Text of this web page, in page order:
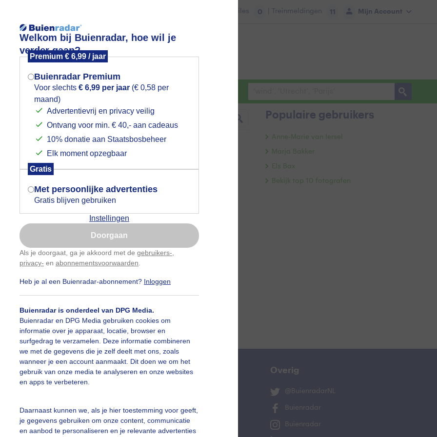
Welkom bij Buienradar, hoe wil je
verder gaan?
Premium € 6,99 / jaar
Buienradar Premium
Voor slechts € 6,99 per jaar (€ 0,58 per
maand)
Advertentievrij en privacy veilig
Ontvang voor min. € 40,- aan cadeaus
10% donatie aan Staatsbosbeheer
Elk moment opzegbaar
Gratis
Met persoonlijke advertenties
Gratis blijven gebruiken
Instellingen
Doorgaan
Als je doorgaat, ga je akkoord met de gebruikers-
privacy- en abonnementsvoorwaarden
Heb je al een Buienradar-abonnement? Inloggen
Buienradar is onderdeel van DPG Media.
Buienradar en DPG Media gebruiken cookies om
informatie over je apparaat, locatie, browser en
surfgedrag te verzamelen. Deze informatie combineren
we met de gegevens die je zelf deelt met ons, zoals
wanneer je een account aanmaakt. Dit doen we om het
gebruik van onze media te analyseren en onze websites
en apps te verbeteren.
Daarnaast kunnen we, als je hier toestemming voor geeft,
je gegevens gebruiken om onze content, communicatie
en aanbod te personaliseren en je relevante advertenties
Mijn Account
Files 0 | Treinmeldingen 11
Foto en video Weerzine
slideshow
Een moment geduld aub...
##terras #bewolking
#duinen #fietser #fietsers
#hittegolf #kinderen #kiters #kurkdroog
#maan #mist
#opklaringen #paraplu
#strakblauwe_lucht #strakblauwelucht
alle categorieën
Populaire gebruikers
Anne-Marie van Iersel
Marja Bakker
Els Bax
Bekijk top 10 fotografen
vragen
Mijn weer Overig
@BuienradarNL
Buienradar
Buienradar
Mogen we je locatie gebruiken voor
het weer?
Indien je hier nog geen akkoord op hebt
gegeven, verschijnt er zo een pop-up uit
je browser waarin deze toestemming
gevraagd wordt.
Is goed, toon de popup
Nu niet, misschien later
Gebruik je Safari en wil je niet elke dag deze pop-up
Klikhierom dit aan te passen